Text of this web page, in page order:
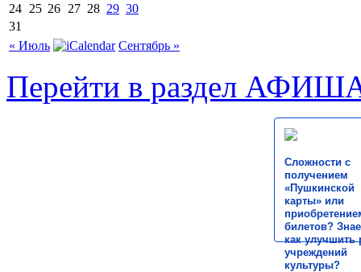
24 25 26 27 28 29 30
31
« Июль
Сентябрь »
Перейти в раздел
Сложности с
получением
«Пушкинской
карты» или
билетов?
как улучшить
учреждений
культуры?